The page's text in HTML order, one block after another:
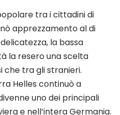
tra i cittadini di
apprezzamento al di
la bassa
la resero una scelta
che tra gli stranieri.
Helles continuò a
uno dei principali
e nell’intera Germania.